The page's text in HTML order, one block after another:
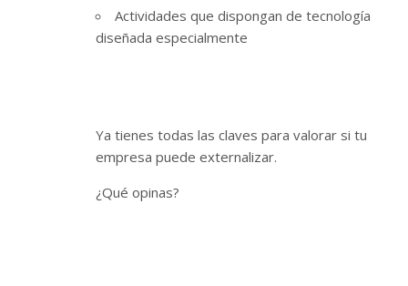
Actividades que dispongan de tecnología
diseñada especialmente
Ya tienes todas las claves para valorar si tu
empresa puede externalizar.
¿Qué opinas?